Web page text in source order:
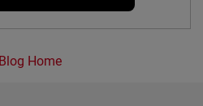
Blog Home